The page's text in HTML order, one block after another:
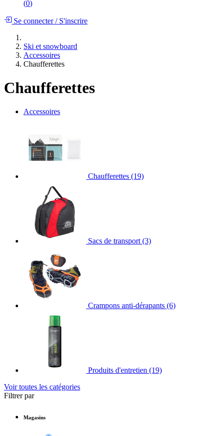
(0)
Se connecter/S'inscrire
Ski et snowboard
Accessoires
Chaufferettes
Chaufferettes
Accessoires
Chaufferettes (19)
Sacs de transport (3)
Crampons anti-dérapants (6)
Produits d'entretien (19)
Voir toutes les catégories
Filtrer par
Magasins